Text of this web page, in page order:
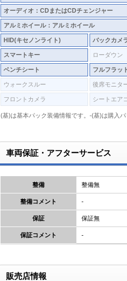
オーディオ：CDまたはCDチェンジャー
アルミホイール：アルミホイール
HID(キセノンライト) バックカメ
スマートキー ローダウン
ベンチシート フルフラッ
ウォークスルー 後席モニタ
フロントカメラ シートエア
(基)は基本パック装備情報です。-(基)は購入
車両保証・アフターサービス
整備 整備無
整備コメント -
保証 保証無
保証コメント -
販売店情報